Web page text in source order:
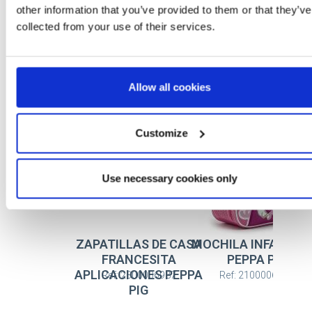
other information that you’ve provided to them or that they’ve
collected from your use of their services.
Allow all cookies
Customize
Use necessary cookies only
Más artículos PEPPA PIG
ZAPATILLAS DE CASA
FRANCESITA
APLICACIONES PEPPA
PIG
Ref: 2300006987
MOCHILA INFANTIL
PEPPA PIG
Ref: 2100006569